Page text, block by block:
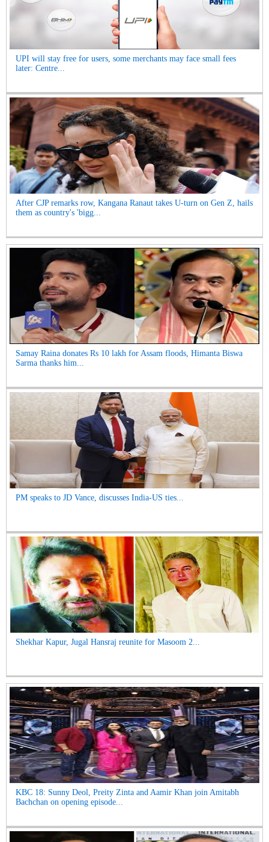
UPI will stay free for users, some merchants may face small fees
later: Centre...
After CJP remarks row, Kangana Ranaut takes U-turn on Gen Z, hails
them as country's 'bigg...
Samay Raina donates Rs 10 lakh for Assam floods, Himanta Biswa
Sarma thanks him...
PM speaks to JD Vance, discusses India-US ties...
Shekhar Kapur, Jugal Hansraj reunite for Masoom 2...
KBC 18: Sunny Deol, Preity Zinta and Aamir Khan join Amitabh
Bachchan on opening episode...